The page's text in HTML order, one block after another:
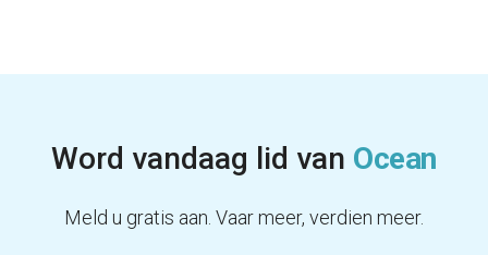
Word vandaag lid van Ocean
Meld u gratis aan. Vaar meer, verdien meer.